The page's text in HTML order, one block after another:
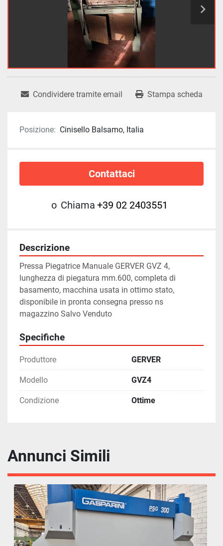
Condividere tramite email Stampa scheda
Posizione: Cinisello Balsamo, Italia
Contattaci
o Chiama +39 02 2403551
Descrizione
Pressa Piegatrice Manuale GERVER GVZ 4,
lunghezza di piegatura mm.600, completa di
basamento, macchina usata in ottimo stato,
disponibile in pronta consegna presso ns
magazzino Salvo Venduto
Specifiche
Produttore GERVER
Modello GVZ4
Condizione Ottime
Annunci Simili